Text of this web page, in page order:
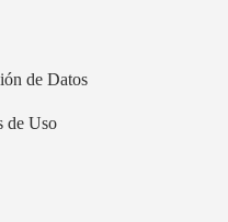
de Datos
de Uso